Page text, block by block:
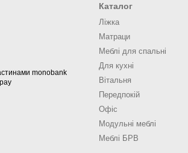
Каталог
Ліжка
Матраци
Меблі для спальні
Для кухні
Вітальня
Передпокій
Офіс
Модульні меблі
Меблі БРВ